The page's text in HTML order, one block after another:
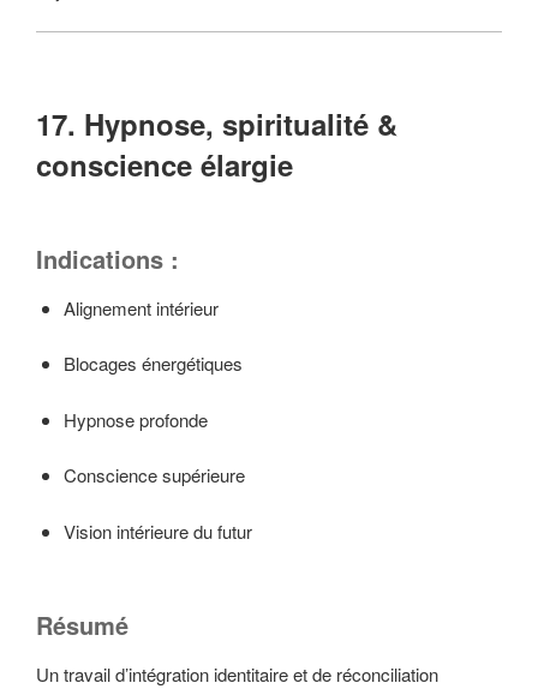
17. Hypnose, spiritualité &
conscience élargie
Indications :
Alignement intérieur
Blocages énergétiques
Hypnose profonde
Conscience supérieure
Vision intérieure du futur
Résumé
Un travail d’intégration identitaire et de réconciliation